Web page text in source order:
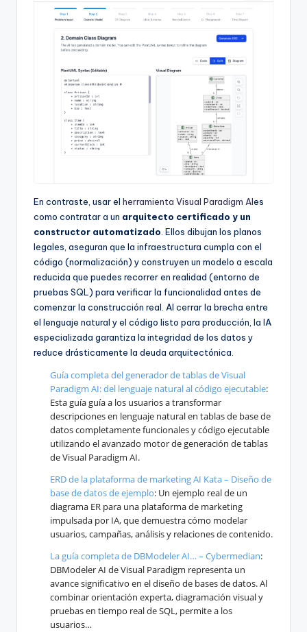
En contraste, usar el herramienta Visual Paradigm AIes
como contratar a un arquitecto certificado y un
constructor automatizado. Ellos dibujan los planos
legales, aseguran que la infraestructura cumpla con el
código (normalización) y construyen un modelo a escala
reducida que puedes recorrer en realidad (entorno de
pruebas SQL) para verificar la funcionalidad antes de
comenzar la construcción real. Al cerrar la brecha entre
el lenguaje natural y el código listo para producción, la IA
especializada garantiza la integridad de los datos y
reduce drásticamente la deuda arquitectónica.
Guía completa del generador de tablas de Visual
Paradigm AI: del lenguaje natural al código ejecutable:
Esta guía guía a los usuarios a transformar
descripciones en lenguaje natural en tablas de base de
datos completamente funcionales y código ejecutable
utilizando el avanzado motor de generación de tablas
de Visual Paradigm AI.
ERD de la plataforma de marketing AI Kata – Diseño de
base de datos de ejemplo: Un ejemplo real de un
diagrama ER para una plataforma de marketing
impulsada por IA, que demuestra cómo modelar
usuarios, campañas, análisis y relaciones de contenido.
La guía completa de DBModeler AI… – Cybermedian:
DBModeler AI de Visual Paradigm representa un
avance significativo en el diseño de bases de datos. Al
combinar orientación experta, diagramación visual y
pruebas en tiempo real de SQL, permite a los
usuarios…